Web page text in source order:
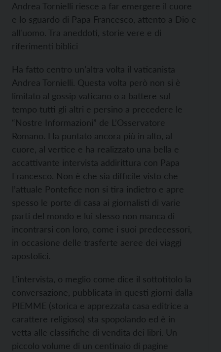
Andrea Tornielli riesce a far emergere il cuore
e lo sguardo di Papa Francesco, attento a Dio e
all'uomo. Tra aneddoti, storie vere e di
riferimenti biblici
Ha fatto centro un’altra volta il vaticanista
Andrea Tornielli. Questa volta però non si è
limitato al gossip vaticano o a battere sul
tempo tutti gli altri e persino a precedere le
“Nostre Informazioni” de L’Osservatore
Romano. Ha puntato ancora più in alto, al
cuore, al vertice e ha realizzato una bella e
accattivante intervista addirittura con Papa
Francesco. Non è che sia difficile visto che
l’attuale Pontefice non si tira indietro e apre
spesso le porte di casa ai giornalisti di varie
parti del mondo e lui stesso non manca di
incontrarsi con loro, come i suoi predecessori,
in occasione delle trasferte aeree dei viaggi
apostolici.
L’intervista, o meglio come dice il sottotitolo la
conversazione, pubblicata in questi giorni dalla
PIEMME (storica e apprezzata casa editrice a
carattere religioso) sta spopolando ed è in
vetta alle classifiche di vendita dei libri. Un
piccolo volume di un centinaio di pagine